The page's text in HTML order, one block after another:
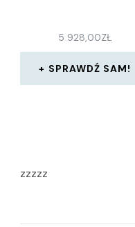
5 928,00ZŁ
SPRAWDŹ SAM!
zzzzz